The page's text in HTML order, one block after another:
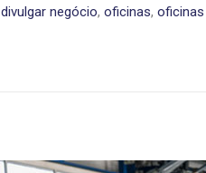
divulgar negócio, oficinas,